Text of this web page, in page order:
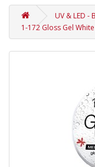
UV & LED -
1-172 Gloss Gel